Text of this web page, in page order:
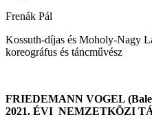
Frenák Pál
Kossuth-díjas és Moholy-Nagy
koreográfus és táncművész
FRIEDEMANN VOGEL
2021. ÉVI NEMZETKÖZI